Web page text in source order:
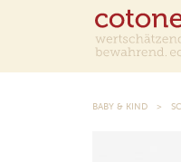
BABY & KIND